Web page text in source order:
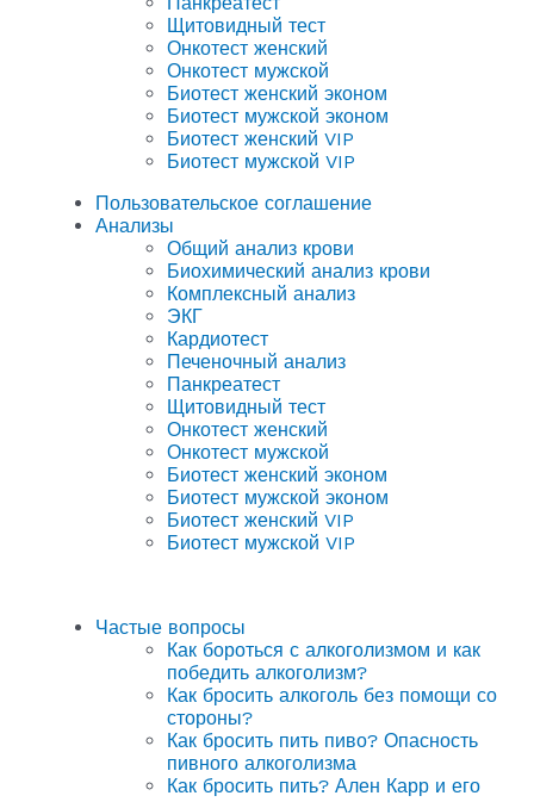
Щитовидный тест
Онкотест женский
Онкотест мужской
Биотест женский эконом
Биотест мужской эконом
Биотест женский VIP
Биотест мужской VIP
Пользовательское соглашение
Анализы
Общий анализ крови
Биохимический анализ крови
Комплексный анализ
ЭКГ
Кардиотест
Печеночный анализ
Панкреатест
Щитовидный тест
Онкотест женский
Онкотест мужской
Биотест женский эконом
Биотест мужской эконом
Биотест женский VIP
Биотест мужской VIP
Частые вопросы
Как бороться с алкоголизмом и как
победить алкоголизм?
Как бросить алкоголь без помощи со
стороны?
Как бросить пить пиво? Опасность
пивного алкоголизма
Как бросить пить? Ален Карр и его